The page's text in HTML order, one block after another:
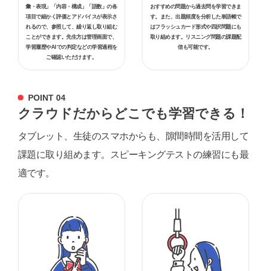
彙・表現」「内容・構成」「語数」の各
項目で細かく評価とアドバイスが表示さ
れるので、参照して、繰り返し取り組む
ことができます。先生方は管理画面で、
学習履歴やAIでの判定などの学習過程を
ご確認いただけます。
おすすめの問題から​過去問を学習できま
す。また、出題頻度を分析した単語帳で
はフラッシュカード形式や​四択問題にも
取り組めます。リスニング問題の課題配
信も可能です。
POINT 04
クラウドだからどこでも学習できる！
タブレット、生徒のスマホからも、隙間時間を活用して
課題に取り組めます。スピーキングテストの練習にも最
適です。